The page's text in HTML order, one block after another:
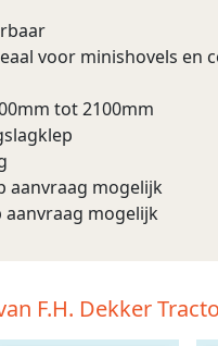
voor minishovels en
tot 2100mm
aanvraag mogelijk
aanvraag mogelijk
F.H. Dekker